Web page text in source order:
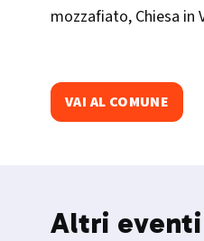
mozzafiato, Chiesa in
VAI AL COMUNE
Altri